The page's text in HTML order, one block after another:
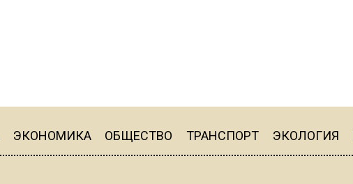
ЭКОНОМИКА ОБЩЕСТВО ТРАНСПОРТ ЭКОЛОГИЯ